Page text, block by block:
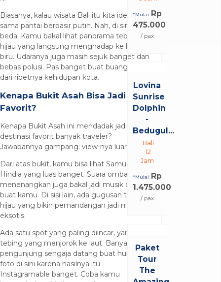
Biasanya, kalau wisata Bali itu kita identik
sama pantai berpasir putih. Nah, di sini
beda. Kamu bakal lihat panorama tebing
hijau yang langsung menghadap ke laut
biru. Udaranya juga masih sejuk banget dan
bebas polusi. Pas banget buat buang penat
dari ribetnya kehidupan kota.
Kenapa Bukit Asah Bisa Jadi
Favorit?
Kenapa Bukit Asah ini mendadak jadi
destinasi favorit banyak traveler?
Jawabannya gampang: view-nya luar biasa!
Dari atas bukit, kamu bisa lihat Samudera
Hindia yang luas banget. Suara ombak yang
menenangkan juga bakal jadi musik alam
buat kamu. Di sisi lain, ada gugusan tebing
hijau yang bikin pemandangan jadi makin
eksotis.
Ada satu spot yang paling diincar, yaitu area
tebing yang menjorok ke laut. Banyak
pengunjung sengaja datang buat hunting
foto di sini karena hasilnya itu
Instagramable banget. Coba kamu
*Mulai Rp
475.000
/ pax
Lovina
Sunrise
Dolphin
-
Bedugul...
Bali
12
Jam
*Mulai Rp
1.475.000
/ pax
Paket
Tour
The